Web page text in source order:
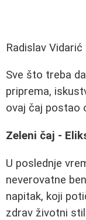
Radislav Vidarić
Sve što treba
priprema,
ovaj čaj postao
Zeleni čaj -
U poslednje
neverovatne
napitak, koji
zdrav životni